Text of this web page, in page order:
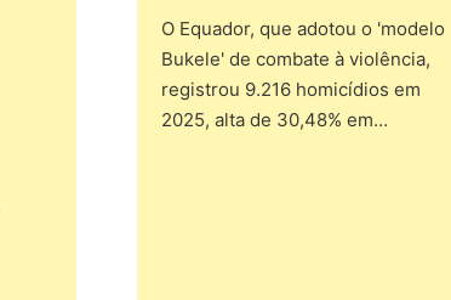
O Equador, que adotou o 'modelo
Bukele' de combate à violência,
registrou 9.216 homicídios em
2025, alta de 30,48% em…